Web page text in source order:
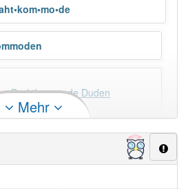
Drahtkommode Duden
Mehr